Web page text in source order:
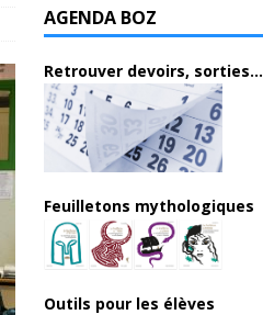
AGENDA BOZ
Retrouver devoirs, sorties...
Feuilletons mythologiques
Outils pour les élèves